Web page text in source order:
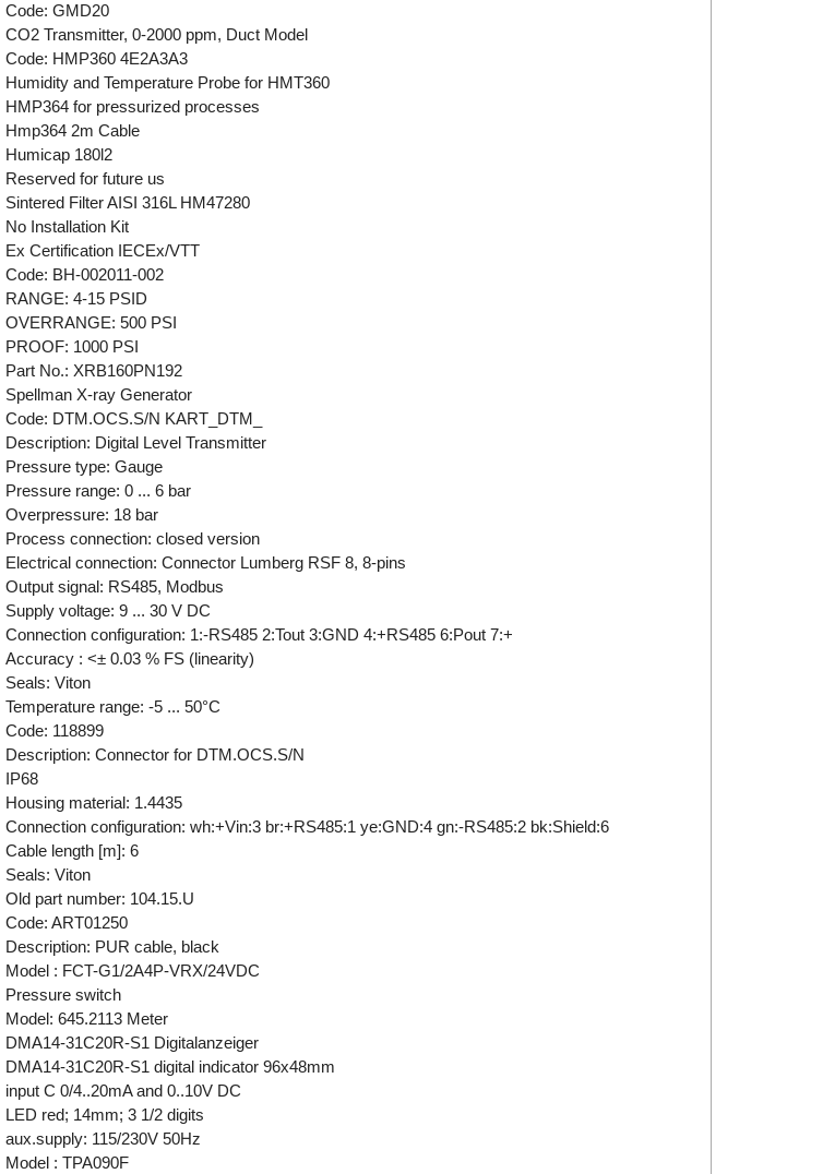
Code: GMD20
CO2 Transmitter, 0-2000 ppm, Duct Model
Code: HMP360 4E2A3A3
Humidity and Temperature Probe for HMT360
HMP364 for pressurized processes
Hmp364 2m Cable
Humicap 180l2
Reserved for future us
Sintered Filter AISI 316L HM47280
No Installation Kit
Ex Certification IECEx/VTT
Code: BH-002011-002
RANGE: 4-15 PSID
OVERRANGE: 500 PSI
PROOF: 1000 PSI
Part No.: XRB160PN192
Spellman X-ray Generator
Code: DTM.OCS.S/N KART_DTM_
Description: Digital Level Transmitter
Pressure type: Gauge
Pressure range: 0 ... 6 bar
Overpressure: 18 bar
Process connection: closed version
Electrical connection: Connector Lumberg RSF 8, 8-pins
Output signal: RS485, Modbus
Supply voltage: 9 ... 30 V DC
Connection configuration: 1:-RS485 2:Tout 3:GND 4:+RS485 6:Pout 7:+
Accuracy : <± 0.03 % FS (linearity)
Seals: Viton
Temperature range: -5 ... 50°C
Code: 118899
Description: Connector for DTM.OCS.S/N
IP68
Housing material: 1.4435
Connection configuration: wh:+Vin:3 br:+RS485:1 ye:GND:4 gn:-RS485:2 bk:Shield:6
Cable length [m]: 6
Seals: Viton
Old part number: 104.15.U
Code: ART01250
Description: PUR cable, black
Model : FCT-G1/2A4P-VRX/24VDC
Pressure switch
Model: 645.2113 Meter
DMA14-31C20R-S1 Digitalanzeiger
DMA14-31C20R-S1 digital indicator 96x48mm
input C 0/4..20mA and 0..10V DC
LED red; 14mm; 3 1/2 digits
aux.supply: 115/230V 50Hz
Model : TPA090F